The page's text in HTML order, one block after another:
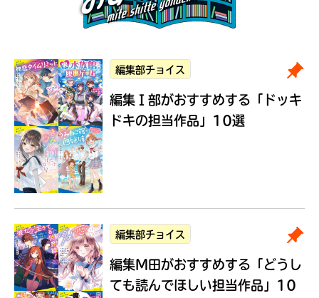
編集部チョイス
編集Ｉ部がおすすめする 「ドッキ
ドキの担当作品」10選
編集部チョイス
編集M田がおすすめする 「どうし
ても読んでほしい担当作品」10